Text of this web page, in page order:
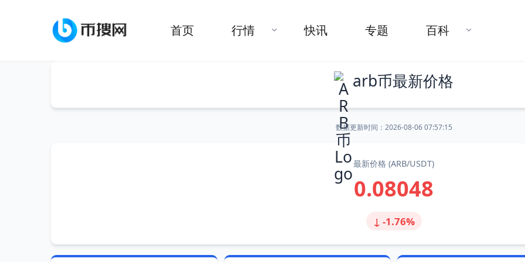
首页 行情 快讯 专题 百科
arb币最新价格
数据更新时间： 2026-08-06 07:57:15
最新价格 (ARB/USDT)
0.08048
↓ -1.76%